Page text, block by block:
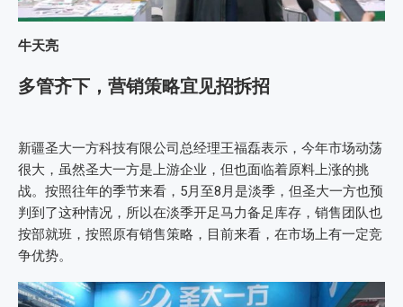
牛天亮
多管齐下，营销策略宜见招拆招
新疆圣大一方科技有限公司总经理王福磊表示，今年市场动荡
很大，虽然圣大一方是上游企业，但也面临着原料上涨的挑
战。按照往年的季节来看，5月至8月是淡季，但圣大一方也预
判到了这种情况，所以在淡季开足马力备足库存，销售团队也
按部就班，按照原有销售策略，目前来看，在市场上有一定竞
争优势。